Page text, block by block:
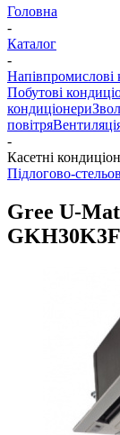
Головна
-
Каталог
-
Напівпромислові
Побутові
кондиціонери
повітря
-
Касетні
Підлогово-
Gree U-